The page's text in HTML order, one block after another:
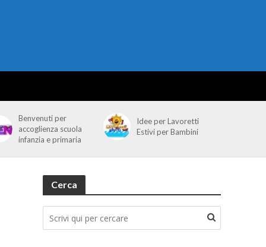
Benvenuti per
accoglienza scuola
infanzia e primaria
Idee per Lavoretti
Estivi per Bambini
Cerca